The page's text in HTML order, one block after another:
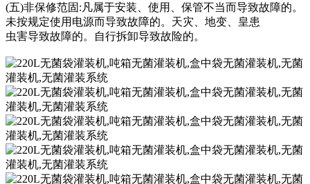
(五)非保修范固:凡属于安装、使用、保管不当而导致故障的。
未按规定使用电源而导致故障的。天灾、地变、皇患
虫害导致故障的。自行拆卸导致故险的。